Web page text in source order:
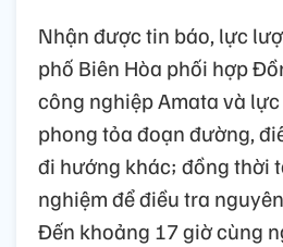
Nhận được tin báo, lực
phố Biên Hòa phối hợp
công nghiệp Amata và
phong tỏa đoạn đường,
đi hướng khác; đồng thời
nghiệm để điều tra
Đến khoảng 17 giờ cùng